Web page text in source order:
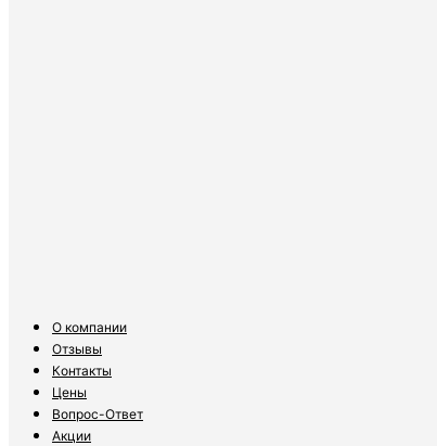
О компании
Отзывы
Контакты
Цены
Вопрос-Ответ
Акции